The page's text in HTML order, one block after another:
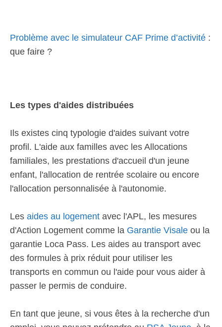
Problème avec le simulateur CAF Prime d’activité :
que faire ?
Les types d'aides distribuées
Ils existes cinq typologie d'aides suivant votre
profil. L'aide aux familles avec les Allocations
familiales, les prestations d'accueil d'un jeune
enfant, l'allocation de rentrée scolaire ou encore
l'allocation personnalisée à l'autonomie.
Les aides au logement avec l'APL, les mesures
d'Action Logement comme la Garantie Visale ou la
garantie Loca Pass. Les aides au transport avec
des formules à prix réduit pour utiliser les
transports en commun ou l'aide pour vous aider à
passer le permis de conduire.
En tant que jeune, si vous êtes à la recherche d'un